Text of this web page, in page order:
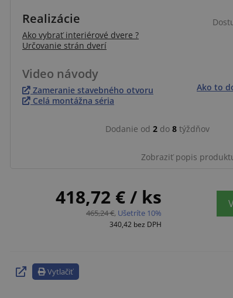
Ilustračný obrázok
Realizácie
Ako vybrať interiérové dvere ?
Určovanie strán dverí
Video návody
Zameranie stavebného otvoru
Celá montážna séria
Ako to
Dodanie od 2 do 8 týždňov
Zobraziť popis
418,72 € / ks
465,24 €, Ušetríte 10%
340,42 bez DPH
Vytlačiť